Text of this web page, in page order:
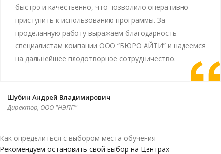
быстро и качественно, что позволило оперативно
приступить к использованию программы. За
проделанную работу выражаем благодарность
специалистам компании ООО “БЮРО АЙТИ” и надеемся
на дальнейшее плодотворное сотрудничество.
Шубин Андрей Владимирович
Директор, ООО "НЭПП"
Как определиться с выбором места обучения
Рекомендуем остановить свой выбор на Центрах